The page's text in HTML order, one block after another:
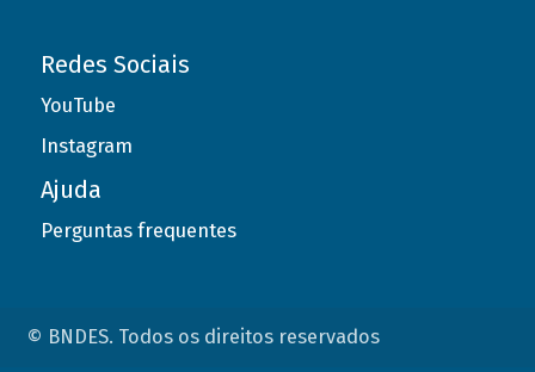
Redes Sociais
YouTube
Instagram
Ajuda
Perguntas frequentes
© BNDES. Todos os direitos reservados